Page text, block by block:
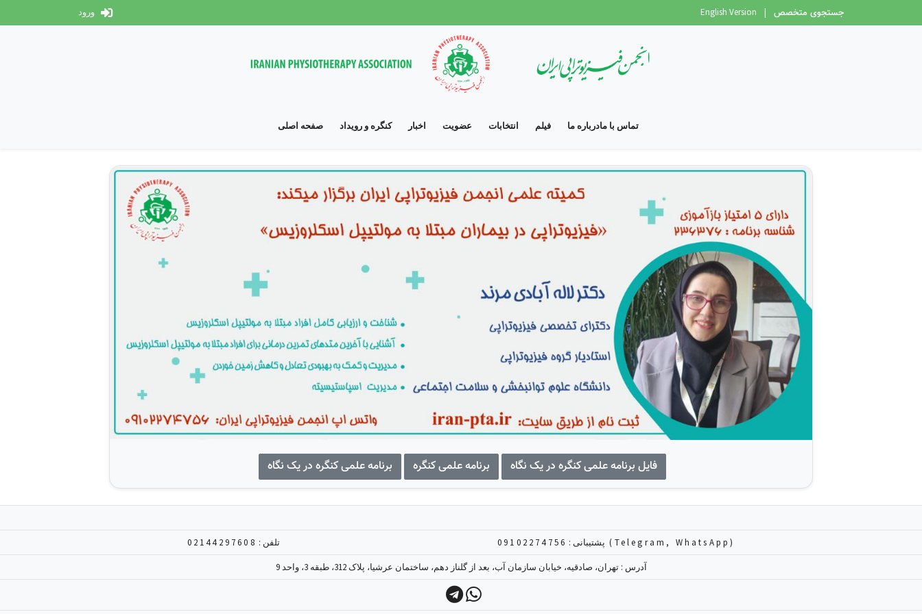
ورود English Version | جستجوی متخصص
صفحه اصلی کنگره و رویداد اخبار عضویت انتخابات فیلم درباره ماتماس با ما
برنامه علمی کنگره در یک نگاه برنامه علمی کنگره فایل برنامه علمی کنگره در یک نگاه
تلفن : 02144297608 پشتیبانی : 09102274756 (Telegram, WhatsApp)
آدرس : تهران، صادقیه، خیابان سازمان آب، بعد از گلناز دهم، ساختمان عرشیا، پلاک 312، طبقه 3، واحد 9